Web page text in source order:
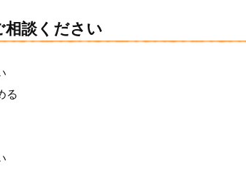
相談ください
る